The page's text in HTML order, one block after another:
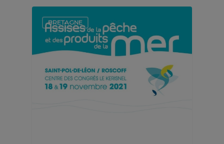
BRETAGNE